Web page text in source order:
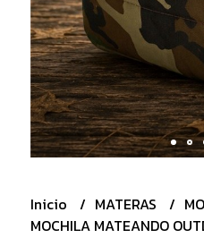
Inicio MATERAS
MOCHILA MATEANDO